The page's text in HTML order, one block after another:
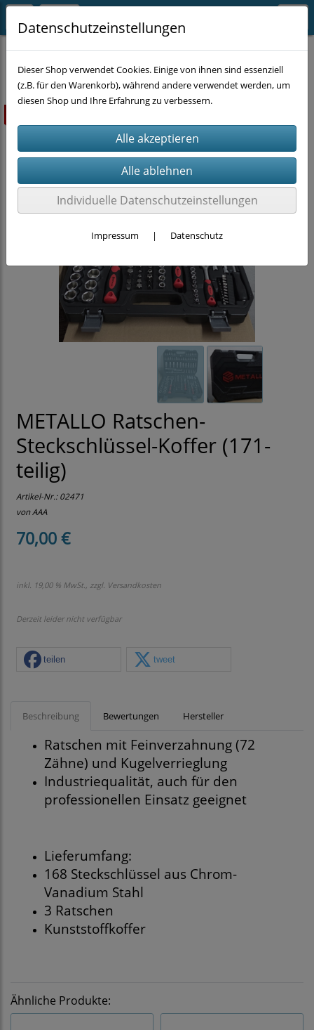
HANDWERKZEUG Schlüssel
METALLO Ratschen-
Steckschlüssel-Koffer (171-
teilig)
Artikel-Nr.:02471
von AAA
70,00 €
inkl. 19,00 % MwSt., zzgl. Versandkosten
Derzeit leider nicht verfügbar
teilen tweet
Beschreibung Bewertungen Hersteller
Ratschen mit Feinverzahnung (72
Zähne) und Kugelverrieglung
Industriequalität, auch für den
professionellen Einsatz geeignet
Lieferumfang:
168 Steckschlüssel aus Chrom-
Vanadium Stahl
3 Ratschen
Kunststoffkoffer
Ähnliche Produkte:
Datenschutzeinstellungen
Dieser Shop verwendet Cookies. Einige von ihnen sind essenziell
(z.B. für den Warenkorb), während andere verwendet werden, um
diesen Shop und Ihre Erfahrung zu verbessern.
Individuelle Datenschutzeinstellungen
Impressum | Datenschutz